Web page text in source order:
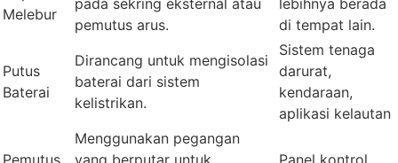
Melebur
pada sekring eksternal atau
pemutus arus.
lebihnya berada
di tempat lain.
Putus
Baterai
Dirancang untuk mengisolasi
baterai dari sistem
kelistrikan.
Sistem tenaga
darurat,
kendaraan,
aplikasi kelautan
Menggunakan pegangan